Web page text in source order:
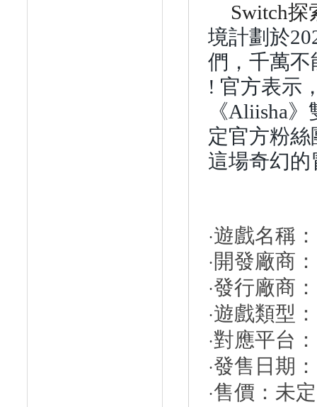
Switch探
境計劃於
們，千萬
! 官方表示
《Aliisha》
定官方粉絲
這場奇幻
·遊戲名稱：
·開發廠商
·發行廠商
·遊戲類型
·對應平台：
·發售日期：
·售價：未定